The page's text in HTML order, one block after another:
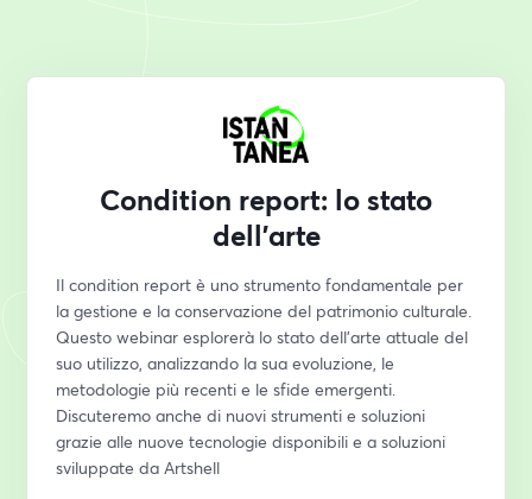
Condition report: lo stato
dell'arte
Il condition report è uno strumento fondamentale per
la gestione e la conservazione del patrimonio culturale.
Questo webinar esplorerà lo stato dell'arte attuale del
suo utilizzo, analizzando la sua evoluzione, le
metodologie più recenti e le sfide emergenti.
Discuteremo anche di nuovi strumenti e soluzioni
grazie alle nuove tecnologie disponibili e a soluzioni
sviluppate da Artshell